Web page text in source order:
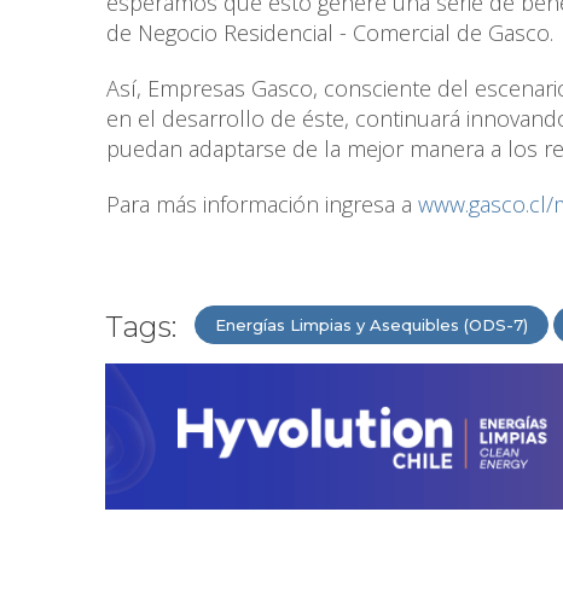
de Negocio Residencial - Comercial de Gasco.
Así, Empresas Gasco, consciente del
en el desarrollo de éste, continuará
puedan adaptarse de la mejor manera a los
Para más información ingresa a
Tags: Energías Limpias y Asequibles (ODS-7)